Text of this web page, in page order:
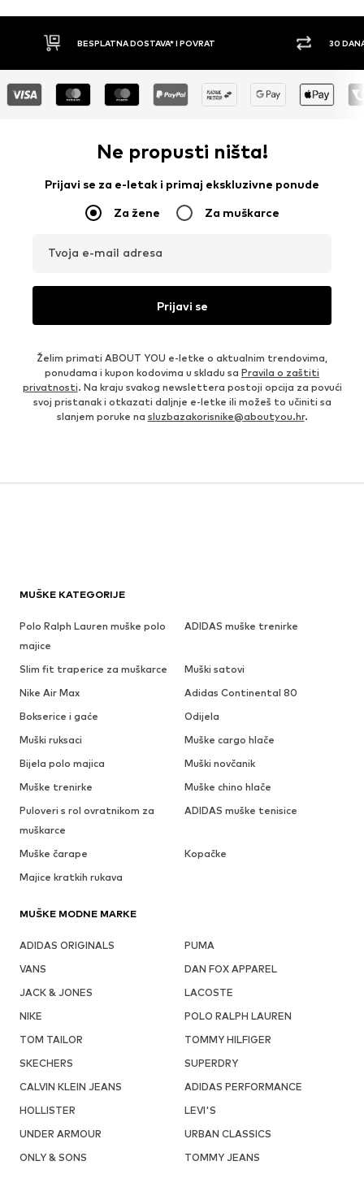
30 DANA PRAVO NA POVRAT
Ne propusti ništa!
Prijavi se za e-letak i primaj ekskluzivne ponude
Za žene Za muškarce
Tvoja e-mail adresa
Prijavi se
Želim primati ABOUT YOU e-letke o aktualnim trendovima,
ponudama i kupon kodovima u skladu sa Pravila o zaštiti
privatnosti. Na kraju svakog newslettera postoji opcija za povući
svoj pristanak i otkazati daljnje e-letke ili možeš to učiniti sa
slanjem poruke na sluzbazakorisnike@aboutyou.hr.
MUŠKE KATEGORIJE
Polo Ralph Lauren muške polo
majice
ADIDAS muške trenirke
Slim fit traperice za muškarce
Muški satovi
Nike Air Max
Adidas Continental 80
Bokserice i gaće
Odijela
Muški ruksaci
Muške cargo hlače
Bijela polo majica
Muški novčanik
Muške trenirke
Muške chino hlače
Puloveri s rol ovratnikom za
muškarce
ADIDAS muške tenisice
Muške čarape
Kopačke
Majice kratkih rukava
MUŠKE MODNE MARKE
ADIDAS ORIGINALS
PUMA
VANS
DAN FOX APPAREL
JACK & JONES
LACOSTE
NIKE
POLO RALPH LAUREN
TOM TAILOR
TOMMY HILFIGER
SKECHERS
SUPERDRY
CALVIN KLEIN JEANS
ADIDAS PERFORMANCE
HOLLISTER
LEVI'S
UNDER ARMOUR
URBAN CLASSICS
ONLY & SONS
TOMMY JEANS